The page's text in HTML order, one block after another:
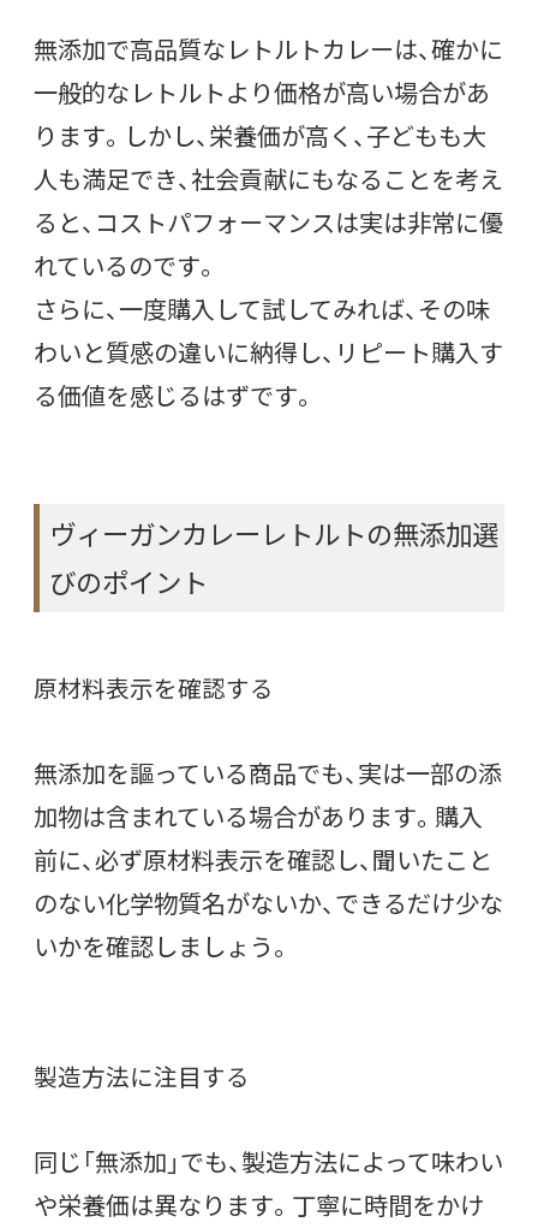
無添加で高品質なレトルトカレーは、確かに
一般的なレトルトより価格が高い場合があ
ります。しかし、栄養価が高く、子どもも大
人も満足でき、社会貢献にもなることを考え
ると、コストパフォーマンスは実は非常に優
れているのです。
さらに、一度購入して試してみれば、その味
わいと質感の違いに納得し、リピート購入す
る価値を感じるはずです。
ヴィーガンカレーレトルトの無添加選
びのポイント
原材料表示を確認する
無添加を謳っている商品でも、実は一部の添
加物は含まれている場合があります。購入
前に、必ず原材料表示を確認し、聞いたこと
のない化学物質名がないか、できるだけ少な
いかを確認しましょう。
製造方法に注目する
同じ「無添加」でも、製造方法によって味わい
や栄養価は異なります。丁寧に時間をかけ